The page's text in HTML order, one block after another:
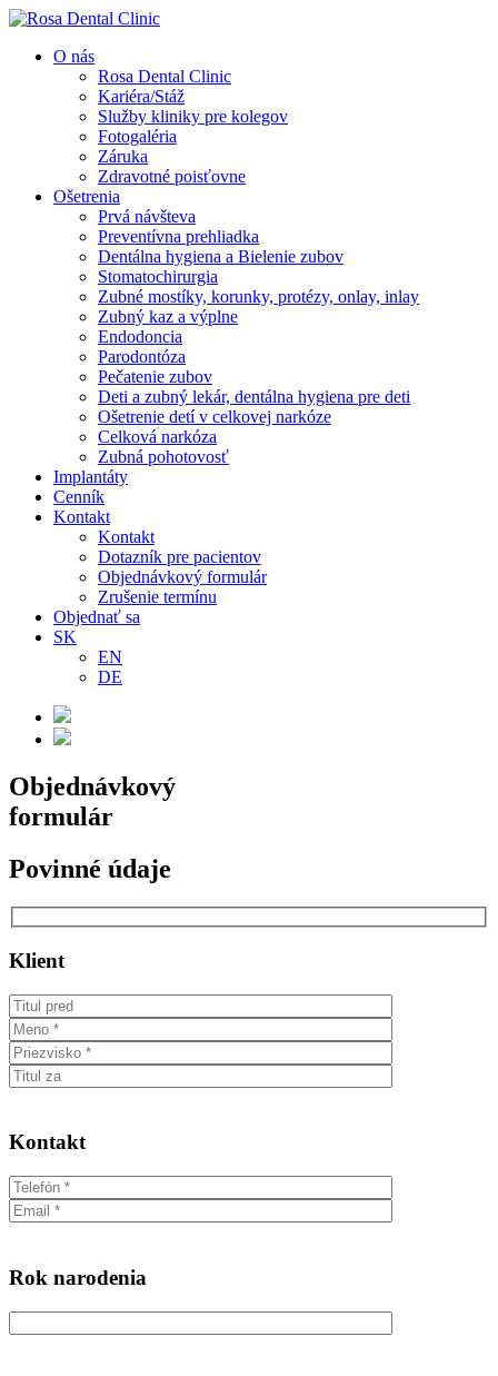
O nás
Rosa Dental Clinic
Kariéra/Stáž
Služby kliniky pre kolegov
Fotogaléria
Záruka
Zdravotné poisťovne
Ošetrenia
Prvá návšteva
Preventívna prehliadka
Dentálna hygiena a Bielenie zubov
Stomatochirurgia
Zubné mostíky, korunky, protézy, onlay, inlay
Zubný kaz a výplne
Endodoncia
Parodontóza
Pečatenie zubov
Deti a zubný lekár, dentálna hygiena pre deti
Ošetrenie detí v celkovej narkóze
Celková narkóza
Zubná pohotovosť
Implantáty
Cenník
Kontakt
Kontakt
Dotazník pre pacientov
Objednávkový formulár
Zrušenie termínu
Objednať sa
SK
EN
DE
Objednávkový
formulár
Povinné údaje
Klient
Kontakt
Rok narodenia